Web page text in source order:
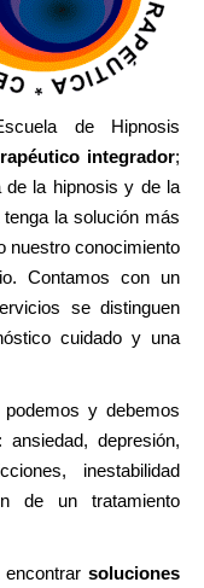
de Hipnosis
integrador;
de la hipnosis y de la
la solución más
nuestro conocimiento
Contamos con un
se distinguen
cuidado y una
y debemos
depresión,
inestabilidad
de un tratamiento
soluciones